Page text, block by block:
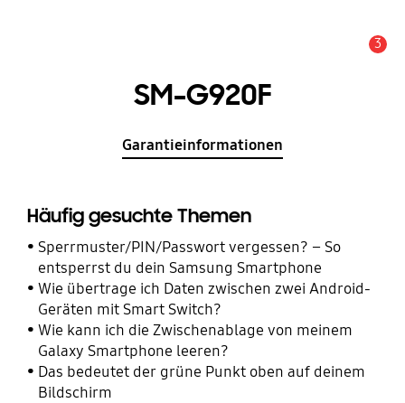
3
SM-G920F
Garantieinformationen
Häufig gesuchte Themen
Sperrmuster/PIN/Passwort vergessen? – So
entsperrst du dein Samsung Smartphone
Wie übertrage ich Daten zwischen zwei Android-
Geräten mit Smart Switch?
Wie kann ich die Zwischenablage von meinem
Galaxy Smartphone leeren?
Das bedeutet der grüne Punkt oben auf deinem
Bildschirm